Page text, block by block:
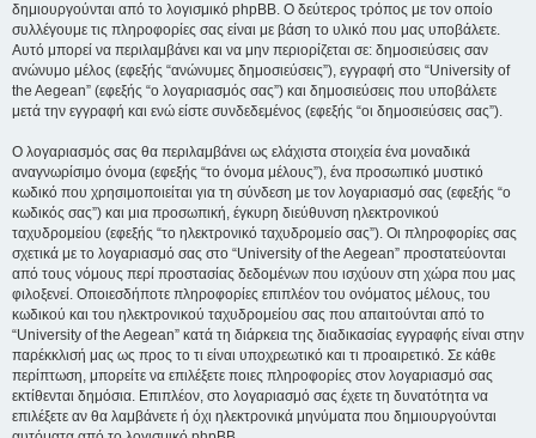
δημιουργούνται από το λογισμικό phpBB. Ο δεύτερος τρόπος με τον οποίο
συλλέγουμε τις πληροφορίες σας είναι με βάση το υλικό που μας υποβάλετε.
Αυτό μπορεί να περιλαμβάνει και να μην περιορίζεται σε: δημοσιεύσεις σαν
ανώνυμο μέλος (εφεξής “ανώνυμες δημοσιεύσεις”), εγγραφή στο “University of
the Aegean” (εφεξής “ο λογαριασμός σας”) και δημοσιεύσεις που υποβάλετε
μετά την εγγραφή και ενώ είστε συνδεδεμένος (εφεξής “οι δημοσιεύσεις σας”).
Ο λογαριασμός σας θα περιλαμβάνει ως ελάχιστα στοιχεία ένα μοναδικά
αναγνωρίσιμο όνομα (εφεξής “το όνομα μέλους”), ένα προσωπικό μυστικό
κωδικό που χρησιμοποιείται για τη σύνδεση με τον λογαριασμό σας (εφεξής “ο
κωδικός σας”) και μια προσωπική, έγκυρη διεύθυνση ηλεκτρονικού
ταχυδρομείου (εφεξής “το ηλεκτρονικό ταχυδρομείο σας”). Οι πληροφορίες σας
σχετικά με το λογαριασμό σας στο “University of the Aegean” προστατεύονται
από τους νόμους περί προστασίας δεδομένων που ισχύουν στη χώρα που μας
φιλοξενεί. Οποιεσδήποτε πληροφορίες επιπλέον του ονόματος μέλους, του
κωδικού και του ηλεκτρονικού ταχυδρομείου σας που απαιτούνται από το
“University of the Aegean” κατά τη διάρκεια της διαδικασίας εγγραφής είναι στην
παρέκκλισή μας ως προς το τι είναι υποχρεωτικό και τι προαιρετικό. Σε κάθε
περίπτωση, μπορείτε να επιλέξετε ποιες πληροφορίες στον λογαριασμό σας
εκτίθενται δημόσια. Επιπλέον, στο λογαριασμό σας έχετε τη δυνατότητα να
επιλέξετε αν θα λαμβάνετε ή όχι ηλεκτρονικά μηνύματα που δημιουργούνται